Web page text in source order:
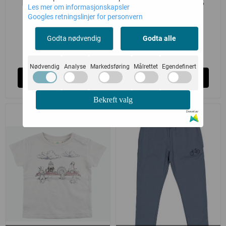
ENFANT LEGGINGS
CAMEO ROSE
en fant
239,- 120,-
Kjøp
ENFANT LEGGINGS
SNOW WHITE
239,- 120,-
Kjøp
-50%
Les mer om informasjonskapsler
Googles retningslinjer for personvern
Godta nødvendig Godta alle
Nødvendig Analyse Markedsføring Målrettet Egendefinert
Bekreft valg
Drevet av